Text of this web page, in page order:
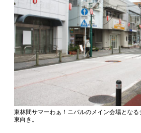
東林間サマーわぁ！ニバルのメイン会場となる
東向き。